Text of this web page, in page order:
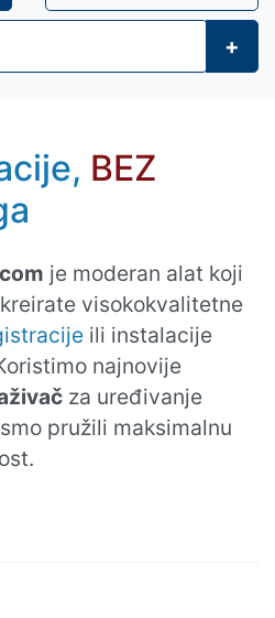
+
BEZ
je moderan alat koji
visokokvalitetne
ili instalacije
najnovije
za uređivanje
pružili maksimalnu